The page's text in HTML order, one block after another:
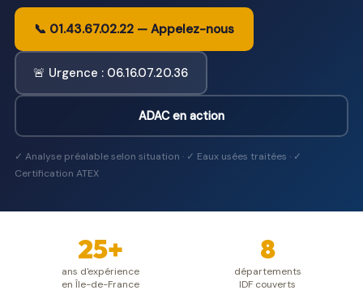
📞 01.43.67.02.22 — Appelez-nous
🚨 Urgence : 06.16.07.20.36
ADAC en action
✓ Analyse préalable selon situation · ✓ Eaux usées traitées · ✓
Certification ATEX
25+
ans d'expérience
en Île-de-France
8
départements
IDF couverts